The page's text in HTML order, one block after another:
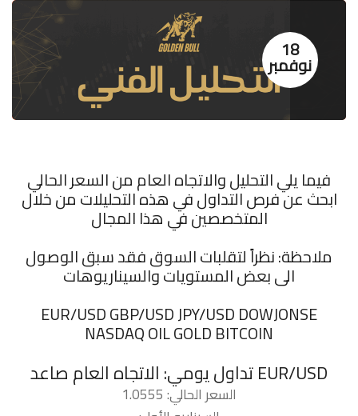
18
نوفمبر
فيما يلي التحليل والاتجاه العام من السعر الحالي
ابحث عن فرص التداول في هذه التحليلات من خلال
المتخصصين في هذا المجال
ملاحظة: نظراً لتقلبات السوق فقد سبق الوصول
الى بعض المستويات والسيناريوهات
‏EUR/USD GBP/USD JPY/USD DOWJONSE
NASDAQ OIL GOLD BITCOIN
السعر الحالي: 1.0555